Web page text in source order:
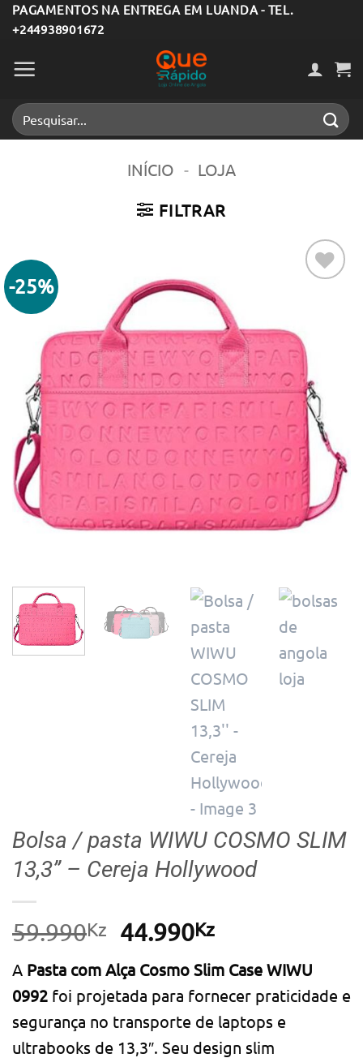
Skip
to
content
PAGAMENTOS NA ENTREGA EM LUANDA - TEL.
+244938901672
Pesquisar
por:
INÍCIO - LOJA
FILTRAR
-25%
desejos
Bolsa / pasta WIWU COSMO SLIM
13,3” – Cereja Hollywood
59.990Kz
O
original
era:
59.990Kz.
44.990KzO
atual
é:
44.990Kz.
A Pasta com Alça Cosmo Slim Case WIWU
0992 foi projetada para fornecer praticidade e
segurança no transporte de laptops e
ultrabooks de 13,3″. Seu design slim